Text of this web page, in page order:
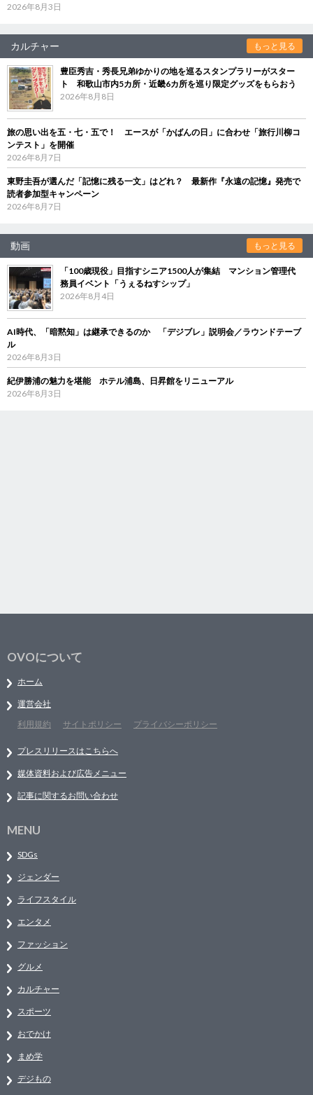
2026年8月3日
カルチャー もっと見る
豊臣秀吉・秀長兄弟ゆかりの地を巡るスタンプラリーがスター
ト 和歌山市内5カ所・近畿6カ所を巡り限定グッズをもらおう
2026年8月8日
旅の思い出を五・七・五で！ エースが「かばんの日」に合わせ「旅行川柳コ
ンテスト」を開催
2026年8月7日
東野圭吾が選んだ「記憶に残る一文」はどれ？ 最新作『永遠の記憶』発売で
読者参加型キャンペーン
2026年8月7日
動画 もっと見る
「100歳現役」目指すシニア1500人が集結 マンション管理代
務員イベント「うぇるねすシップ」
2026年8月4日
AI時代、「暗黙知」は継承できるのか 「デジブレ」説明会／ラウンドテーブ
ル
2026年8月3日
紀伊勝浦の魅力を堪能 ホテル浦島、日昇館をリニューアル
2026年8月3日
OVOについて
ホーム
運営会社
利用規約
サイトポリシー プライバシーポリシー
プレスリリースはこちらへ
媒体資料および広告メニュー
記事に関するお問い合わせ
MENU
SDGs
ジェンダー
ライフスタイル
エンタメ
ファッション
グルメ
カルチャー
スポーツ
おでかけ
まめ学
デジもの